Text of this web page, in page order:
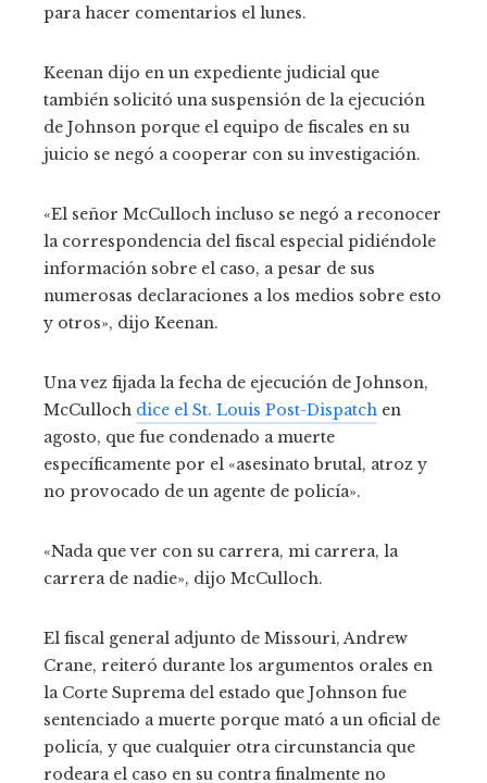
para hacer comentarios el lunes.
Keenan dijo en un expediente judicial que
también solicitó una suspensión de la ejecución
de Johnson porque el equipo de fiscales en su
juicio se negó a cooperar con su investigación.
«El señor McCulloch incluso se negó a reconocer
la correspondencia del fiscal especial pidiéndole
información sobre el caso, a pesar de sus
numerosas declaraciones a los medios sobre esto
y otros», dijo Keenan.
Una vez fijada la fecha de ejecución de Johnson,
McCulloch dice el St. Louis Post-Dispatch en
agosto, que fue condenado a muerte
específicamente por el «asesinato brutal, atroz y
no provocado de un agente de policía».
«Nada que ver con su carrera, mi carrera, la
carrera de nadie», dijo McCulloch.
El fiscal general adjunto de Missouri, Andrew
Crane, reiteró durante los argumentos orales en
la Corte Suprema del estado que Johnson fue
sentenciado a muerte porque mató a un oficial de
policía, y que cualquier otra circunstancia que
rodeara el caso en su contra finalmente no